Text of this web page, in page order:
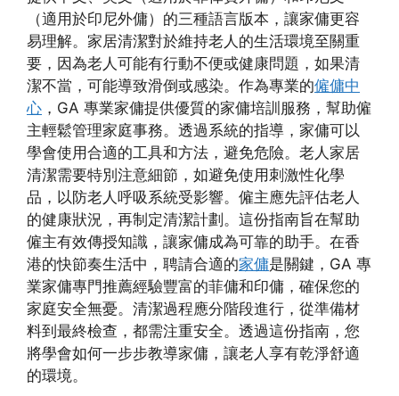
（適用於印尼外傭）的三種語言版本，讓家傭更容
易理解。家居清潔對於維持老人的生活環境至關重
要，因為老人可能有行動不便或健康問題，如果清
潔不當，可能導致滑倒或感染。作為專業的僱傭中
心 ，GA 專業家傭提供優質的家傭培訓服務，幫助僱
主輕鬆管理家庭事務。透過系統的指導，家傭可以
學會使用合適的工具和方法，避免危險。老人家居
清潔需要特別注意細節，如避免使用刺激性化學
品，以防老人呼吸系統受影響。僱主應先評估老人
的健康狀況，再制定清潔計劃。這份指南旨在幫助
僱主有效傳授知識，讓家傭成為可靠的助手。在香
港的快節奏生活中，聘請合適的家傭是關鍵，GA 專
業家傭專門推薦經驗豐富的菲傭和印傭，確保您的
家庭安全無憂。清潔過程應分階段進行，從準備材
料到最終檢查，都需注重安全。透過這份指南，您
將學會如何一步步教導家傭，讓老人享有乾淨舒適
的環境。